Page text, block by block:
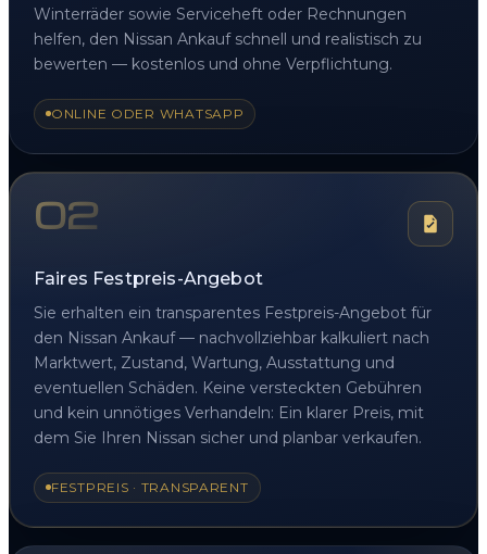
Winterräder sowie Serviceheft oder Rechnungen
helfen, den Nissan Ankauf schnell und realistisch zu
bewerten — kostenlos und ohne Verpflichtung.
ONLINE ODER WHATSAPP
02
Faires Festpreis-Angebot
Sie erhalten ein transparentes Festpreis-Angebot für
den Nissan Ankauf — nachvollziehbar kalkuliert nach
Marktwert, Zustand, Wartung, Ausstattung und
eventuellen Schäden. Keine versteckten Gebühren
und kein unnötiges Verhandeln: Ein klarer Preis, mit
dem Sie Ihren Nissan sicher und planbar verkaufen.
FESTPREIS · TRANSPARENT